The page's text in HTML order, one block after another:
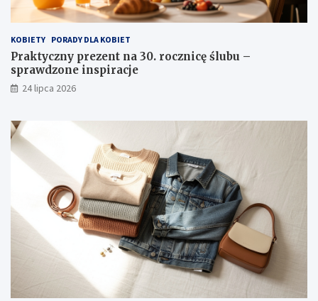
KOBIETY PORADY DLA KOBIET
Praktyczny prezent na 30. rocznicę ślubu –
sprawdzone inspiracje
24 lipca 2026